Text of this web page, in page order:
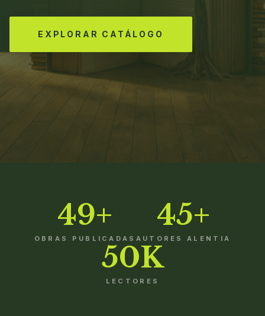
EXPLORAR CATÁLOGO
49+
OBRAS PUBLICADAS
45+
AUTORES ALENTIA
50K
LECTORES